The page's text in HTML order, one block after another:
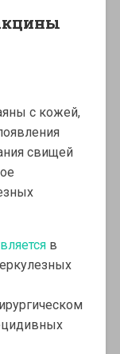
с кожей,
свищей
в